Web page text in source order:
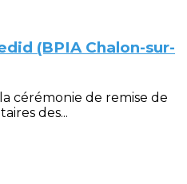
(BPIA Chalon-sur-
cérémonie de remise de
des...